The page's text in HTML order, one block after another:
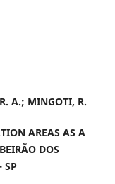
A.; MINGOTI, R.
AREAS AS A
DOS
SP